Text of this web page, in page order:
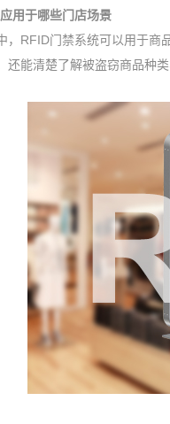
用于哪些门店场景
，RFID门禁系统可以用于
还能清楚了解被盗窃商品种